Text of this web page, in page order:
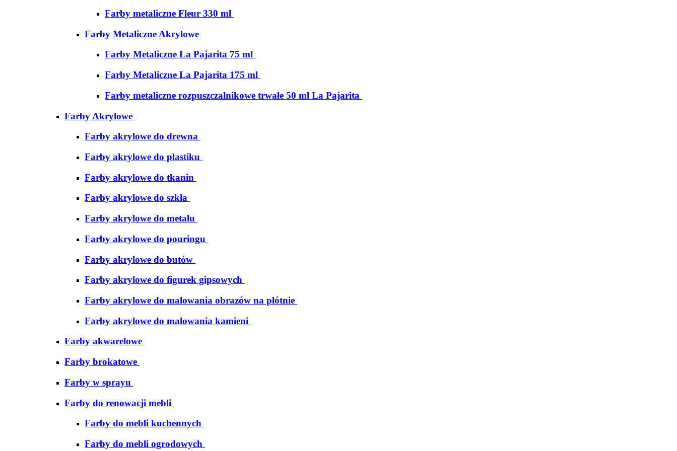
Farby metaliczne Fleur 330 ml
Farby Metaliczne Akrylowe
Farby Metaliczne La Pajarita 75 ml
Farby Metaliczne La Pajarita 175 ml
Farby metaliczne rozpuszczalnikowe trwałe 50 ml La Pajarita
Farby Akrylowe
Farby akrylowe do drewna
Farby akrylowe do plastiku
Farby akrylowe do tkanin
Farby akrylowe do szkła
Farby akrylowe do metalu
Farby akrylowe do pouringu
Farby akrylowe do butów
Farby akrylowe do figurek gipsowych
Farby akrylowe do malowania obrazów na płótnie
Farby akrylowe do malowania kamieni
Farby akwarelowe
Farby brokatowe
Farby w sprayu
Farby do renowacji mebli
Farby do mebli kuchennych
Farby do mebli ogrodowych